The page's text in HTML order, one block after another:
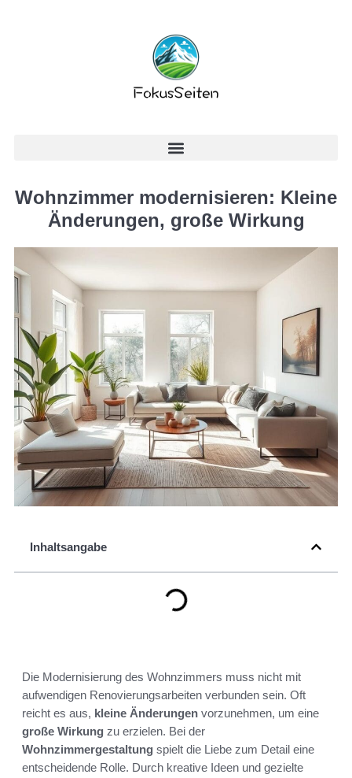
Wohnzimmer modernisieren: Kleine
Änderungen, große Wirkung
Inhaltsangabe
Die Modernisierung des Wohnzimmers muss nicht mit
aufwendigen Renovierungsarbeiten verbunden sein. Oft
reicht es aus, kleine Änderungen vorzunehmen, um eine
große Wirkung zu erzielen. Bei der
Wohnzimmergestaltung spielt die Liebe zum Detail eine
entscheidende Rolle. Durch kreative Ideen und gezielte